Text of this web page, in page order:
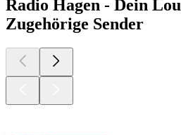
Radio Hagen - Dein
Zugehörige Sender